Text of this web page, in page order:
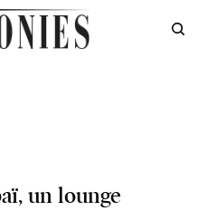
un lounge